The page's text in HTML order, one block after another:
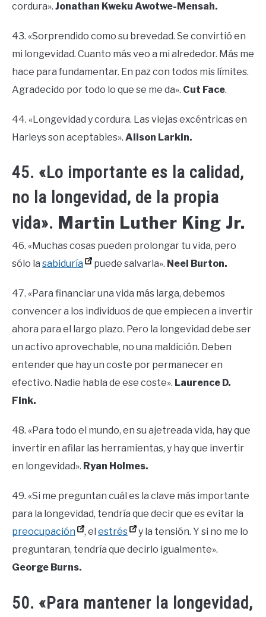
cordura». Jonathan Kweku Awotwe-Mensah.
43. «Sorprendido como su brevedad. Se convirtió en
mi longevidad. Cuanto más veo a mi alrededor. Más me
hace para fundamentar. En paz con todos mis límites.
Agradecido por todo lo que se me da». Cut Face.
44. «Longevidad y cordura. Las viejas excéntricas en
Harleys son aceptables». Alison Larkin.
45. «Lo importante es la calidad,
no la longevidad, de la propia
vida». Martin Luther King Jr.
46. «Muchas cosas pueden prolongar tu vida, pero
sólo la sabiduría puede salvarla». Neel Burton.
47. «Para financiar una vida más larga, debemos
convencer a los individuos de que empiecen a invertir
ahora para el largo plazo. Pero la longevidad debe ser
un activo aprovechable, no una maldición. Deben
entender que hay un coste por permanecer en
efectivo. Nadie habla de ese coste». Laurence D.
Fink.
48. «Para todo el mundo, en su ajetreada vida, hay que
invertir en afilar las herramientas, y hay que invertir
en longevidad». Ryan Holmes.
49. «Si me preguntan cuál es la clave más importante
para la longevidad, tendría que decir que es evitar la
preocupación
, el estrés
y la tensión. Y si no me lo
preguntaran, tendría que decirlo igualmente».
George Burns.
50. «Para mantener la longevidad,